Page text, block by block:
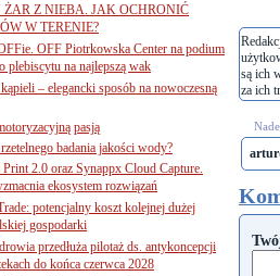
są ich
za ich
ŻAR Z NIEBA. JAK OCHRONIĆ
W TERENIE?
OFF Piotrkowska Center na podium
plebiscytu na najlepszą wak
– elegancki sposób na nowoczesną
pasją
badania jakości wody?
2.0 oraz Synappx Cloud Capture.
ekosystem rozwiązań
potencjalny koszt kolejnej dużej
gospodarki
przedłuża pilotaż ds. antykoncepcji
do końca czerwca 2028